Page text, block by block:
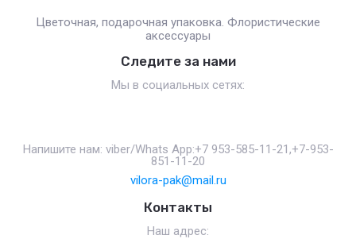
Цветочная, подарочная упаковка. Флористические
аксессуары
Следите за нами
Мы в социальных сетях:
Напишите нам: viber/Whats App:+7 953-585-11-21,+7-953-
851-11-20
vilora-pak@mail.ru
Контакты
Наш адрес: